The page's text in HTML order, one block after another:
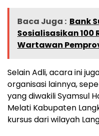
Baca Juga : Bank
Sosialisasikan 100
Wartawan
Selain Adli, acara ini
organisasi lainnya,
yang diwakili Syamsul
Melati Kabupaten
kursus dari wilayah